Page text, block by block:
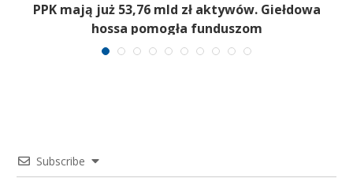
PPK mają już 53,76 mld zł aktywów. Giełdowa
hossa pomogła funduszom
Subscribe